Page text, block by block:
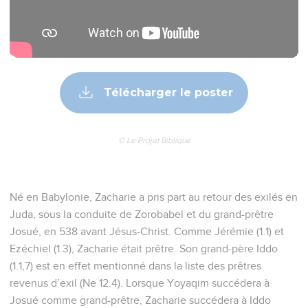
Télécharger le poster
© Le Projet Biblique
Né en Babylonie, Zacharie a pris part au retour des exilés en
Juda, sous la conduite de Zorobabel et du grand-prêtre
Josué, en 538 avant Jésus-Christ. Comme Jérémie (1.1) et
Ezéchiel (1.3), Zacharie était prêtre. Son grand-père Iddo
(1.1,7) est en effet mentionné dans la liste des prêtres
revenus d’exil (Ne 12.4). Lorsque Yoyaqim succédera à
Josué comme grand-prêtre, Zacharie succédera à Iddo